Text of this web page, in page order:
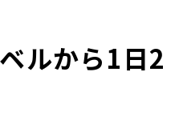
ルから1日2